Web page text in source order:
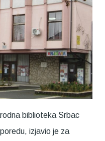
biblioteka Srbac
izjavio je za